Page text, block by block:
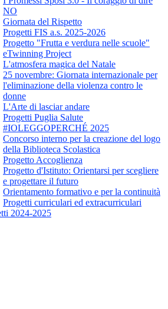
NO
Giornata del Rispetto
Progetti FIS a.s. 2025-2026
Progetto "Frutta e verdura nelle scuole"
eTwinning Project
L'atmosfera magica del Natale
25 novembre: Giornata internazionale per
l'eliminazione della violenza contro le
donne
L'Arte di lasciar andare
Progetti Puglia Salute
#IOLEGGOPERCHÉ 2025
Concorso interno per la creazione del logo
della Biblioteca Scolastica
Progetto Accoglienza
Progetto d'Istituto: Orientarsi per scegliere
e progettare il futuro
Orientamento formativo e per la continuità
Progetti curriculari ed extracurriculari
2024-2025